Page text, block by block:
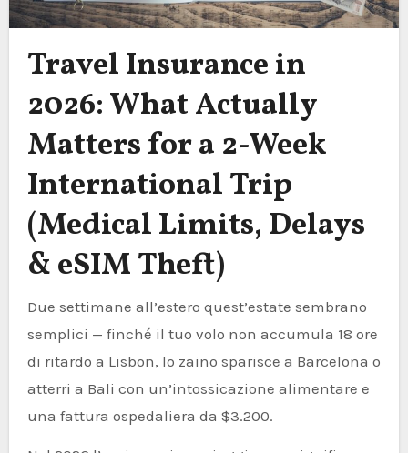
Travel Insurance in
2026: What Actually
Matters for a 2-Week
International Trip
(Medical Limits, Delays
& eSIM Theft)
Due settimane all’estero quest’estate sembrano
semplici — finché il tuo volo non accumula 18 ore
di ritardo a Lisbon, lo zaino sparisce a Barcelona o
atterri a Bali con un’intossicazione alimentare e
una fattura ospedaliera da $3.200.